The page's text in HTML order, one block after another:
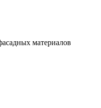
материалов